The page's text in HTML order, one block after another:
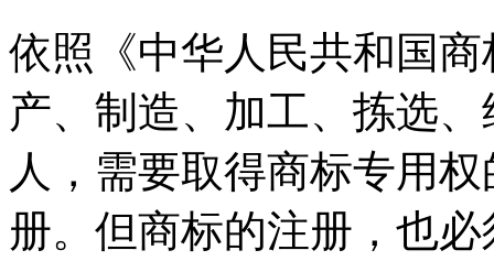
依照《中华人民共和国
产、制造、加工、拣选
人，需要取得商标专用
册。但商标的注册，也